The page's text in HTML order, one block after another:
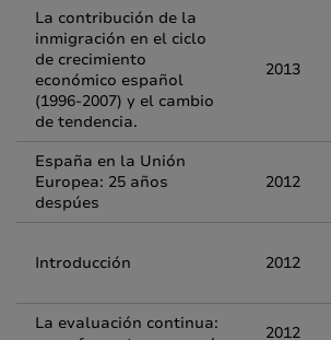
La contribución de la
inmigración en el ciclo
de crecimiento
económico español
(1996-2007) y el cambio
de tendencia.
2013
España en la Unión
Europea: 25 años
despúes
2012
Introducción 2012
La evaluación continua:
2012